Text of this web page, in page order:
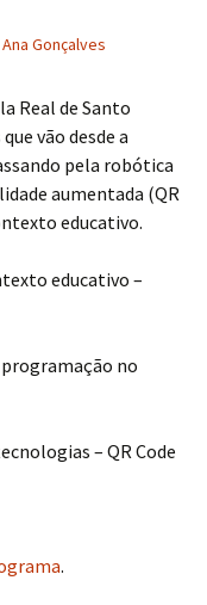
Ana Gonçalves
Real de Santo
vão desde a
pela robótica
aumentada (QR
educativo.
educativo –
no
– QR Code
.